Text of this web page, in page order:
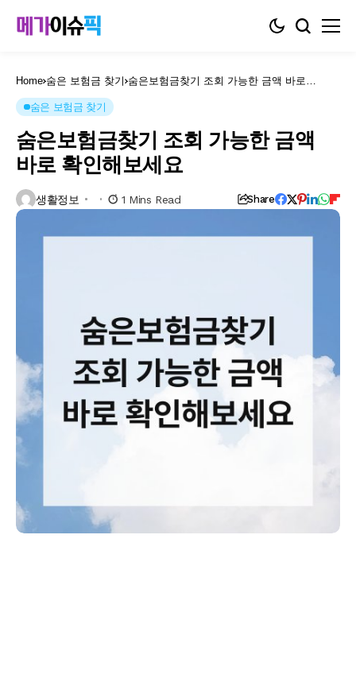
Home 숨은 보험금 찾기 숨은보험금찾기 조회 가능한 금액 바로
숨은 보험금 찾기
숨은보험금찾기 조회 가능한 금액
바로 확인해보세요
생활정보 1 Mins Read Share